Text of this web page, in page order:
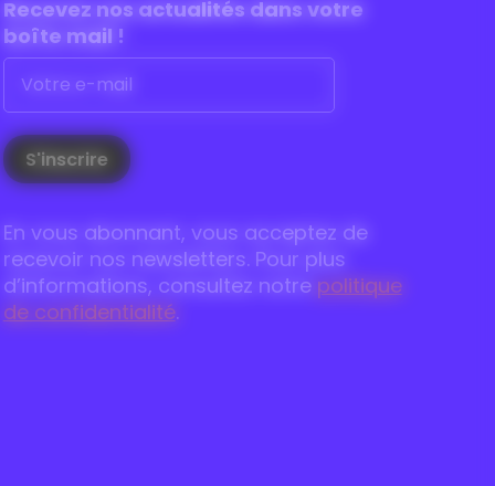
Recevez nos actualités dans votre
boîte mail !
En vous abonnant, vous acceptez de
recevoir nos newsletters. Pour plus
d’informations, consultez notre politique
de confidentialité.